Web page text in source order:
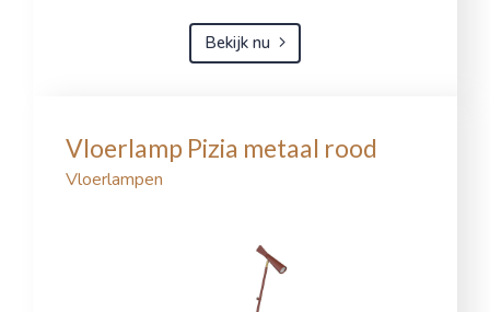
Bekijk nu
Vloerlamp Pizia metaal rood
Vloerlampen